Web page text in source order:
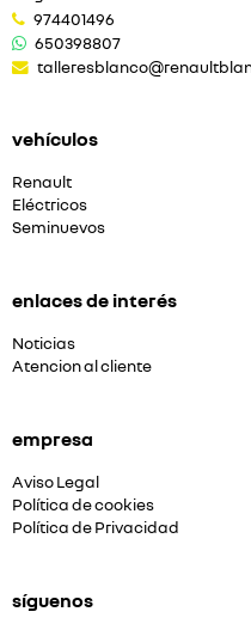
974401496
650398807
vehículos
Renault
Eléctricos
Seminuevos
enlaces de interés
Noticias
Atencion al cliente
empresa
Aviso Legal
Política de cookies
Política de Privacidad
síguenos